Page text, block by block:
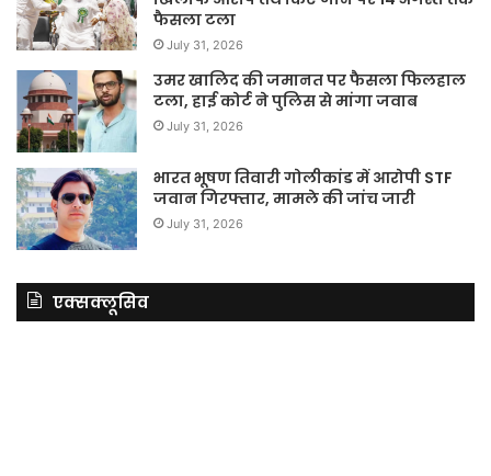
फैसला टला
July 31, 2026
उमर खालिद की जमानत पर फैसला फिलहाल
टला, हाई कोर्ट ने पुलिस से मांगा जवाब
July 31, 2026
भारत भूषण तिवारी गोलीकांड में आरोपी STF
जवान गिरफ्तार, मामले की जांच जारी
July 31, 2026
एक्सक्लूसिव